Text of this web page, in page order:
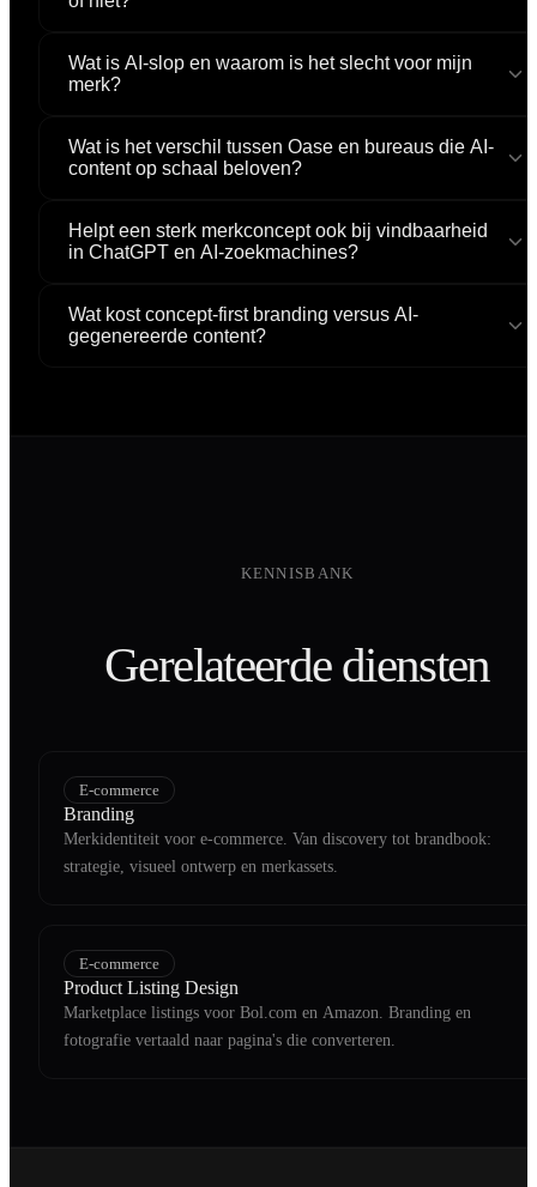
Wat is AI-slop en waarom is het slecht voor mijn
merk?
Wat is het verschil tussen Oase en bureaus die AI-
content op schaal beloven?
Helpt een sterk merkconcept ook bij vindbaarheid
in ChatGPT en AI-zoekmachines?
Wat kost concept-first branding versus AI-
gegenereerde content?
KENNISBANK
Gerelateerde diensten
E-commerce
Branding
Merkidentiteit voor e-commerce. Van discovery tot brandbook:
strategie, visueel ontwerp en merkassets.
E-commerce
Product Listing Design
Marketplace listings voor Bol.com en Amazon. Branding en
fotografie vertaald naar pagina's die converteren.